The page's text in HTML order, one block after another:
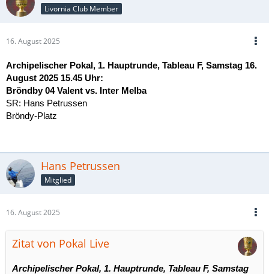
FC Dhorkaff - Eintracht Valfurt 4-1 (0-0)
SC Kleymen - Slaven Bhagar 6-1 (1-1)
Livornia Club Member
16. August 2025
Archipelischer Pokal, 1. Hauptrunde, Tableau F, Samstag 16.
August 2025 15.45 Uhr:
Bröndby 04 Valent vs. Inter Melba
SR: Hans Petrussen
Bröndy-Platz
Hans Petrussen
Mitglied
16. August 2025
Zitat von Pokal Live
Archipelischer Pokal, 1. Hauptrunde, Tableau F, Samstag